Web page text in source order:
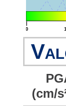
|
0
(cm/